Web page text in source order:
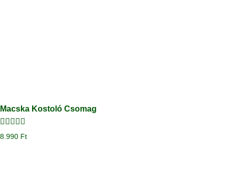
Macska Kostoló Csomag
Értékelés:
4.00
8.990 Ft